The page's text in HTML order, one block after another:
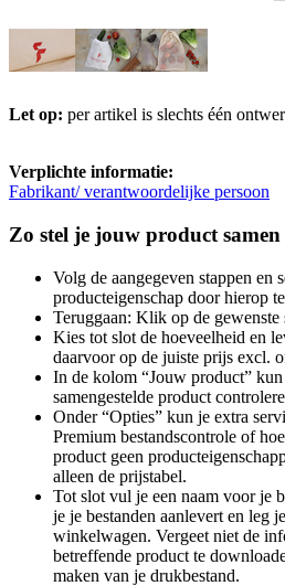
Let op: per artikel is slechts één
Verplichte informatie:
Fabrikant/ verantwoordelijke persoon
Zo stel je jouw product samen
Volg de aangegeven stappen en
producteigenschap door hierop
Teruggaan: Klik op de gewenste
Kies tot slot de hoeveelheid en
daarvoor op de juiste prijs excl.
In de kolom “Jouw product”
samengestelde product
Onder “Opties” kun je extra
Premium bestandscontrole of
product geen
alleen de prijstabel.
Tot slot vul je een naam voor je
je je bestanden aanlevert en leg
winkelwagen. Vergeet niet de
betreffende product te
maken van je drukbestand.